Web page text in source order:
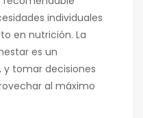
individuales
en nutrición. La
es un
y tomar decisiones
al máximo